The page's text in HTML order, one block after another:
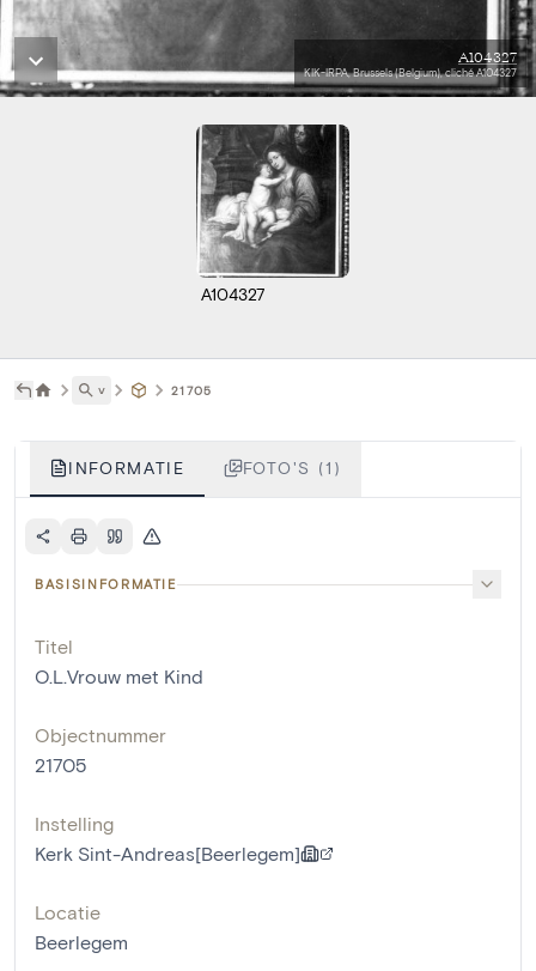
A104327
KIK-IRPA, Brussels (Belgium), cliché A104327
A104327
˅ 21705
INFORMATIE FOTO'S (1)
BASISINFORMATIE
Titel
O.L.Vrouw met Kind
Objectnummer
21705
Instelling
Kerk Sint-Andreas[Beerlegem]
Locatie
Beerlegem